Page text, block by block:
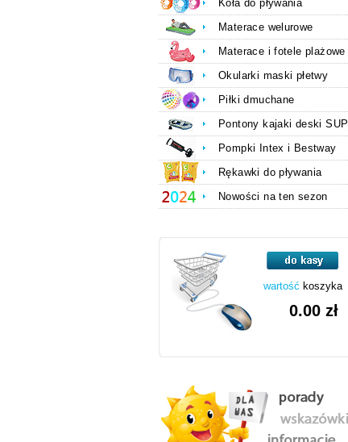
Koła do pływania
Materace welurowe
Materace i fotele plażowe
Okularki maski płetwy
Piłki dmuchane
Pontony kajaki deski SUP
Pompki Intex i Bestway
Rękawki do pływania
Nowości na ten sezon
wartość koszyka
0.00 zł